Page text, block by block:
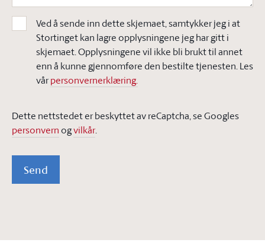
Ved å sende inn dette skjemaet, samtykker jeg i at
Stortinget kan lagre opplysningene jeg har gitt i
skjemaet. Opplysningene vil ikke bli brukt til annet
enn å kunne gjennomføre den bestilte tjenesten. Les
vårpersonvernerklæring.
Dette nettstedet er beskyttet av reCaptcha, se Googles
personvern ogvilkår.
Send